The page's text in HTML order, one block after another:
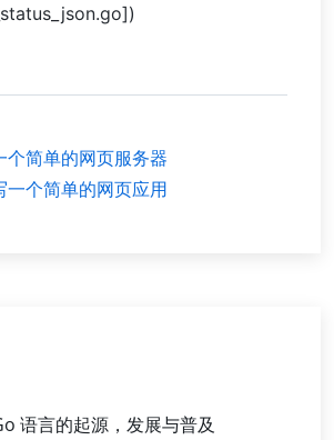
个简单的网页服务器
一个简单的网页应用
语言的起源，发展与普及